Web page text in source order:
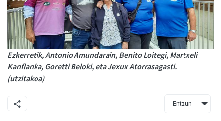
Ezkerretik, Antonio Amundarain, Benito Loitegi, Martxeli
Kanflanka, Goretti Beloki, eta Jexux Atorrasagasti.
(utzitakoa)
Entzun